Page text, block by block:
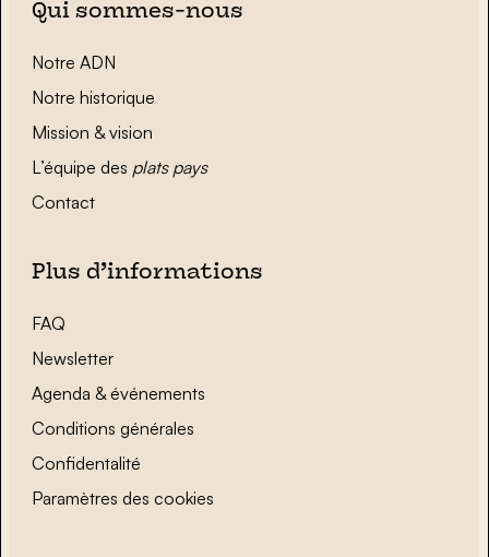
Qui sommes-nous
Notre ADN
Notre historique
Mission & vision
L’équipe des plats pays
Contact
Plus d’informations
FAQ
Newsletter
Agenda & événements
Conditions générales
Confidentalité
Paramètres des cookies